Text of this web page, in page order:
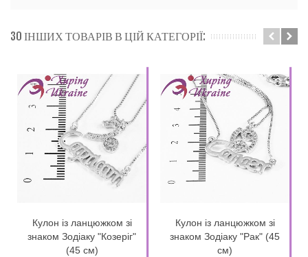
30 ІНШИХ ТОВАРІВ В ЦІЙ КАТЕГОРІЇ:
Кулон із ланцюжком зі
знаком Зодіаку "Козеріг"
(45 см)
Кулон із ланцюжком зі
знаком Зодіаку "Рак" (45
см)